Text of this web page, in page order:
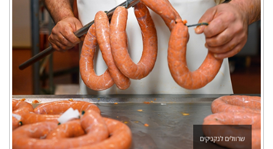
שרוולים לנקניקים